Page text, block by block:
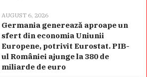
AUGUST 6, 2026
Germania generează aproape un
sfert din economia Uniunii
Europene, potrivit Eurostat. PIB-
ul României ajunge la 380 de
miliarde de euro